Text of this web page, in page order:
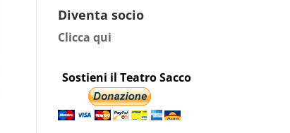
Diventa socio
Clicca qui
Sostieni il Teatro Sacco